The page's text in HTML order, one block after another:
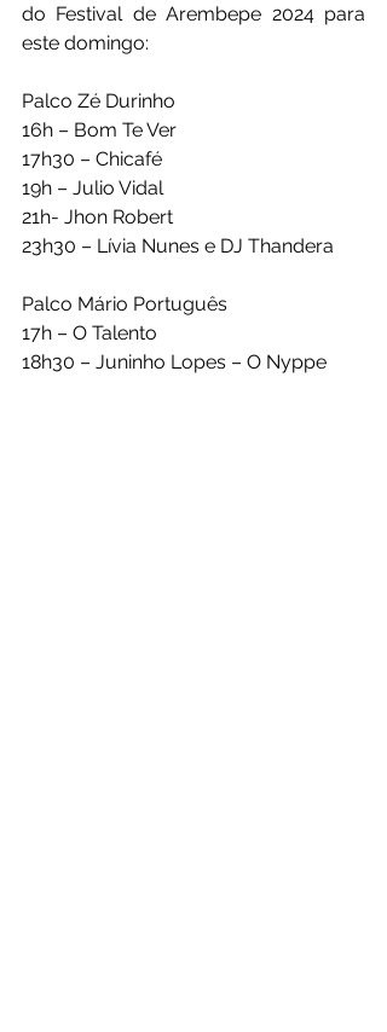
do Festival de Arembepe 2024 para
este domingo:
Palco Zé Durinho
16h – Bom Te Ver
17h30 – Chicafé
19h – Julio Vidal
21h- Jhon Robert
23h30 – Lívia Nunes e DJ Thandera
Palco Mário Português
17h – O Talento
18h30 – Juninho Lopes – O Nyppe